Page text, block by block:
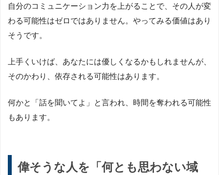
自分のコミュニケーション力を上がることで、その人が変
わる可能性はゼロではありません。やってみる価値はあり
そうです。
上手くいけば、あなたには優しくなるかもしれませんが、
そのかわり、依存される可能性はあります。
何かと「話を聞いてよ」と言われ、時間を奪われる可能性
もあります。
偉そうな人を「何とも思わない域